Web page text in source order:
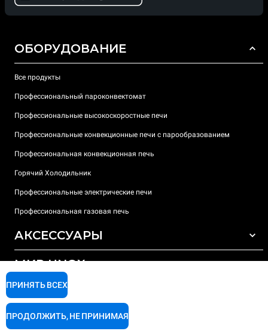
ОБОРУДОВАНИЕ
Все продукты
Профессиональный пароконвектомат
Профессиональные высокоскоростные печи
Профессиональные конвекционные печи с парообразованием
Профессиональная конвекционная печь
Горячий Холодильник
Профессиональные электрические печи
Профессиональная газовая печь
АКСЕССУАРЫ
Моющие средства для автоматической мойки
Моющие средства для мойки вручную
Ионообменный фильтр
МИР UNOX
Наши офисы по всему миру
ПОДДЕРЖКА
Гарантия Unox
ПРИНЯТЬ ВСЕХ
ПРОДОЛЖИТЬ, НЕ ПРИНИМАЯ